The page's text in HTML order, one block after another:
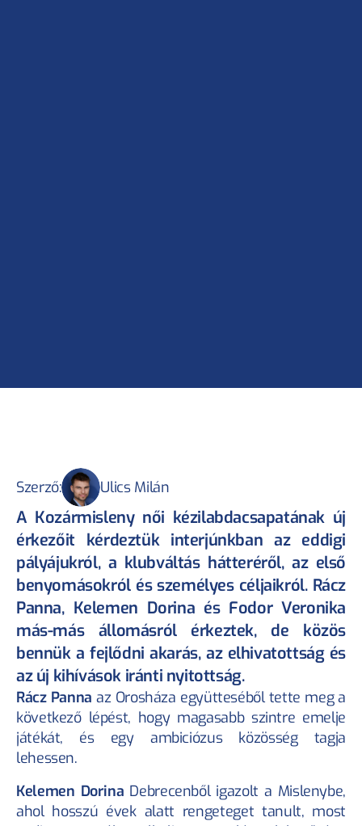
Szerző: Ulics Milán
A Kozármisleny női kézilabdacsapatának új
érkezőit kérdeztük interjúnkban az eddigi
pályájukról, a klubváltás hátteréről, az első
benyomásokról és személyes céljaikról. Rácz
Panna, Kelemen Dorina és Fodor Veronika
más-más állomásról érkeztek, de közös
bennük a fejlődni akarás, az elhivatottság és
az új kihívások iránti nyitottság.
Rácz Panna az Orosháza együtteséből tette meg a
következő lépést, hogy magasabb szintre emelje
játékát, és egy ambiciózus közösség tagja
lehessen.
Kelemen Dorina Debrecenből igazolt a Mislenybe,
ahol hosszú évek alatt rengeteget tanult, most